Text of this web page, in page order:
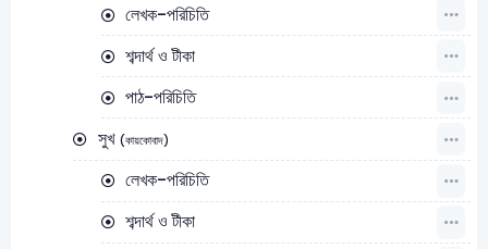
লেখক-পরিচিতি
শব্দার্থ ও টীকা
পাঠ-পরিচিতি
সুখ (কায়কোবাদ)
লেখক-পরিচিতি
শব্দার্থ ও টীকা